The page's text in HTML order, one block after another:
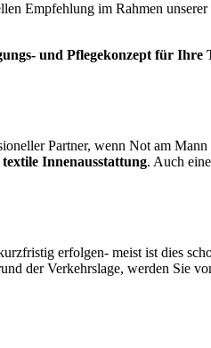
Empfehlung im Rahmen unserer
und Pflegekonzept für Ihre
Partner, wenn Not am
textile Innenausstattung. Auch eine
erfolgen- meist ist dies
der Verkehrslage, werden Sie